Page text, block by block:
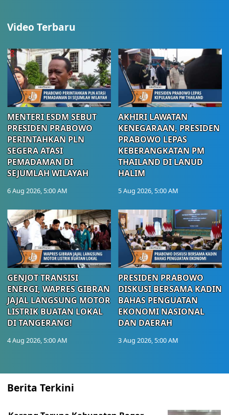
Video Terbaru
MENTERI ESDM SEBUT
PRESIDEN PRABOWO
PERINTAHKAN PLN
SEGERA ATASI
PEMADAMAN DI
SEJUMLAH WILAYAH
6 Aug 2026, 5:00 AM
AKHIRI LAWATAN
KENEGARAAN, PRESIDEN
PRABOWO LEPAS
KEBERANGKATAN PM
THAILAND DI LANUD
HALIM
5 Aug 2026, 5:00 AM
GENJOT TRANSISI
ENERGI, WAPRES GIBRAN
JAJAL LANGSUNG MOTOR
LISTRIK BUATAN LOKAL
DI TANGERANG!
4 Aug 2026, 5:00 AM
PRESIDEN PRABOWO
DISKUSI BERSAMA KADIN
BAHAS PENGUATAN
EKONOMI NASIONAL
DAN DAERAH
3 Aug 2026, 5:00 AM
Berita Terkini